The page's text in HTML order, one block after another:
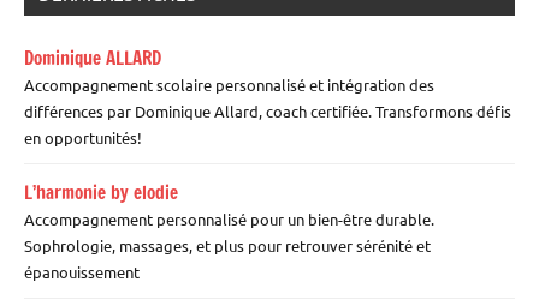
Dominique ALLARD
Accompagnement scolaire personnalisé et intégration des
différences par Dominique Allard, coach certifiée. Transformons défis
en opportunités!
L’harmonie by elodie
Accompagnement personnalisé pour un bien-être durable.
Sophrologie, massages, et plus pour retrouver sérénité et
épanouissement